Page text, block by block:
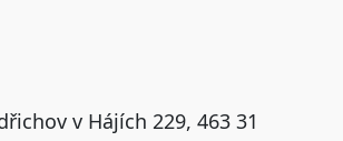
v Hájích 229, 463 31